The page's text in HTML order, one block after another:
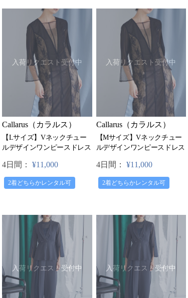
入荷リクエスト受付中
Callarus（カラルス）
【Lサイズ】Vネックチュー
ルデザインワンピースドレス
4日間： ¥11,000
2着どちらかレンタル可
入荷リクエスト受付中
Callarus（カラルス）
【Mサイズ】Vネックチュー
ルデザインワンピースドレス
4日間： ¥11,000
2着どちらかレンタル可
入荷リクエスト受付中 入荷リクエスト受付中